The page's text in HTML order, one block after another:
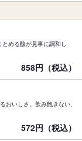
める酸が見事に調和し
858円（税込）
いしさ。飲み飽きない、
572円（税込）